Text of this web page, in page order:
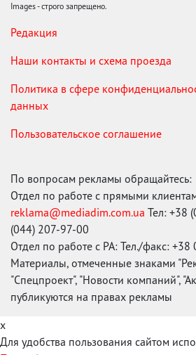
Images - строго запрещено.
Редакция
Наши контакты и схема проезда
Политика в сфере
данных
Пользовательское соглашение
По вопросам рекламы обращайтесь:
Отдел по работе с прямыми
reklama@mediadim.com.ua Тел: +38
(044) 207-97-00
Отдел по работе с РА: Тел./факс:
Материалы, отмеченные знаками
"Спецпроект", "Новости компаний",
публикуются на правах рекламы
x
Для удобства пользования сайтом